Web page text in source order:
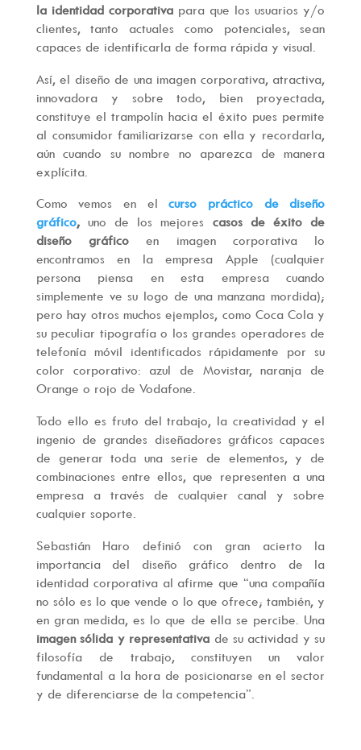
la identidad corporativapara que los usuarios y/o
clientes, tanto actuales como potenciales, sean
capaces de identificarla de forma rápida y visual.
Así, el diseño de una imagen corporativa, atractiva,
innovadora y sobre todo, bien proyectada,
constituye el trampolín hacia el éxito pues permite
al consumidor familiarizarse con ella y recordarla,
aún cuando su nombre no aparezca de manera
explícita.
Como vemos en elcurso práctico de diseño
gráfico,uno de los mejores casos de éxito de
diseño gráfico en imagen corporativa lo
encontramos en la empresa Apple (cualquier
persona piensa en esta empresa cuando
simplemente ve su logo de una manzana mordida);
pero hay otros muchos ejemplos, como Coca Cola y
su peculiar tipografía o los grandes operadores de
telefonía móvil identificados rápidamente por su
color corporativo: azul de Movistar, naranja de
Orange o rojo de Vodafone.
Todo ello es fruto del trabajo, la creatividad y el
ingenio de grandes diseñadores gráficos capaces
de generar toda una serie de elementos, y de
combinaciones entre ellos, que representen a una
empresa a través de cualquier canal y sobre
cualquier soporte.
Sebastián Haro definió con gran acierto la
importancia del diseño gráfico dentro de la
identidad corporativa al afirme que “una compañía
no sólo es lo que vende o lo que ofrece; también, y
en gran medida, es lo que de ella se percibe. Una
imagen sólida y representativa de su actividad y su
filosofía de trabajo, constituyen un valor
fundamental a la hora de posicionarse en el sector
y de diferenciarse de la competencia”.